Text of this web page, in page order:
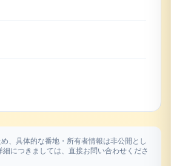
、具体的な番地・所有者情報は非公開とし
につきましては、直接お問い合わせくださ